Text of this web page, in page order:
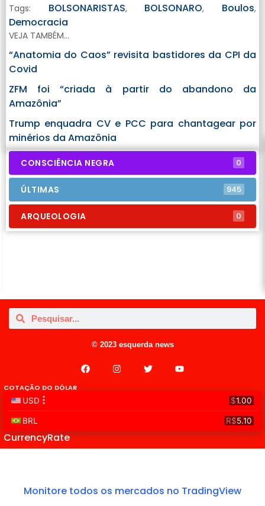
Tags: BOLSONARISTAS, BOLSONARO, Boulos,
Democracia
VEJA TAMBÉM...
“Anatomia do Caos” revisita bastidores da CPI da
Covid
ZFM foi “criada à partir do abandono da
Amazônia”
Trump enquadra CV e PCC para chantagear por
minérios da Amazônia
CONSCIÊNCIA NEGRA 0
ÚLTIMAS 945
ARQUEOLOGIA 0
© 2023 esquerda news
COTAÇÃO DO DÓLAR
CurrencyRate
Monitore todos os mercados no TradingView